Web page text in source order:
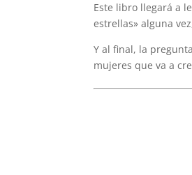
Este libro llegará a
estrellas» alguna
Y al final, la
mujeres que va a